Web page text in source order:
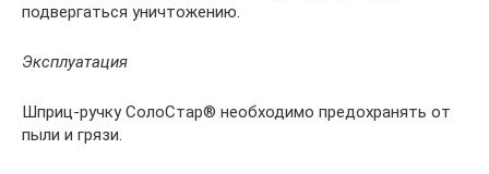
подвергаться уничтожению.
Эксплуатация
Шприц-ручку СолоСтар® необходимо предохранять от
пыли и грязи.